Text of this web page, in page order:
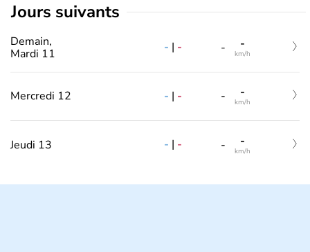
jours suivants
Demain,
Mardi 11
- | - - -
km/h
Mercredi 12 - | - - -
km/h
Jeudi 13 - | - - -
km/h